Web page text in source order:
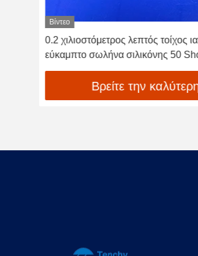
Βίντεο
0.2 χιλιοστόμετρος λεπτός τοίχος
εύκαμπτο σωλήνα σιλικόνης 50
Βρείτε την